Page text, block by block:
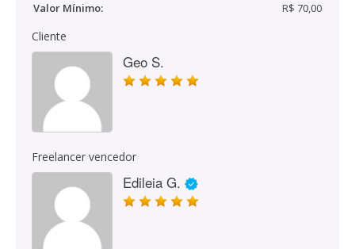
Valor Mínimo:
R$ 70,00
Cliente
Geo S.
Freelancer vencedor
Edileia G.